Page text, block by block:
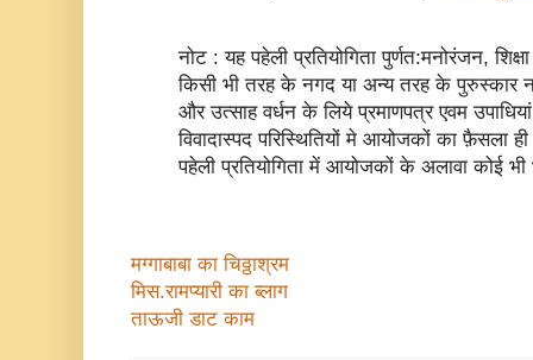
नोट : यह पहेली प्रतियोगिता पुर्णत:मनोरंजन,
किसी भी तरह के नगद या अन्य तरह के पुरुस्कार
और उत्साह वर्धन के लिये प्रमाणपत्र एवम
विवादास्पद परिस्थितियों मे आयोजकों का फ़ैसला
पहेली प्रतियोगिता में आयोजकों के अलावा कोई
मग्गाबाबा का चिठ्ठाश्रम
मिस.रामप्यारी का ब्लाग
ताऊजी डाट काम